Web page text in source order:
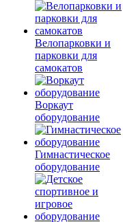
Велопарковки и
парковки для
самокатов
Воркаут
оборудование
Гимнастическое
оборудование